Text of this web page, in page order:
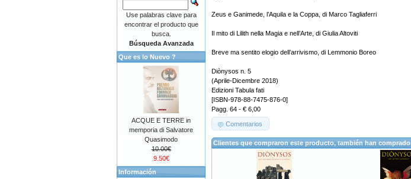
Zeus e Ganimede, l’Aquila e la Coppa, di Marco Tagliaferri
Il mito di Lilith nella Magia e nell’Arte, di Giulia Altoviti
Breve ma sentito elogio dell’arrivismo, di Lemmonio Boreo
Diònysos n. 5
(Aprile-Dicembre 2018)
Edizioni Tabula fati
[ISBN-978-88-7475-876-0]
Pagg. 64 - € 6,00
Comentarios
Clientes que compraron este producto, también han comprado
Use palabras clave para
encontrar el producto que
busca.
Búsqueda Avanzada
Que es lo Nuevo ?
ACQUE E TERRE in
memporia di Salvatore
Quasimodo
10.00€
9.50€
Información